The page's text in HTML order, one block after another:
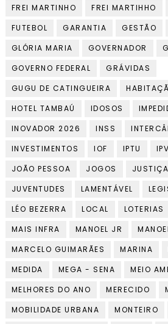
FREI MARTINHO
FREI MARTIHHO
FUTEBOL
GARANTIA GESTÃO
GLÓRIA MARIA
GOVERNADOR
GOVERNO FEDERAL
GRÁVIDAS
GUGU DE CATINGUEIRA
HOTEL TAMBAÚ
IDOSOS
INOVADOR 2026
INSS
INVESTIMENTOS
IOF IPTU
JOÃO PESSOA
JOGOS JUSTIÇA
JUVENTUDES
LAMENTÁVEL
LÉO BEZERRA
LOCAL LOTERIAS
MAIS INFRA
MANOEL JR
MARCELO GUIMARÃES
MARINA
MEDIDA
MEGA - SENA
MEIO
MELHORES DO ANO
MERECIDO
MOBILIDADE URBANA
MONTEIRO